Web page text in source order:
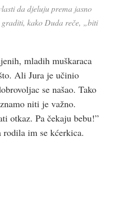
da djeluju prema jasno
kako Duda reče, „biti
mladih muškaraca
Ali Jura je učinio
se našao. Tako
niti je važno.
otkaz. Pa čekaju bebu!”
rodila im se kćerkica.